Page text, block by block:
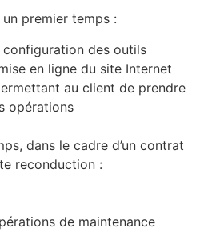
premier temps :
configuration des outils
en ligne du site Internet
au client de prendre
opérations
dans le cadre d’un contrat
reconduction :
de maintenance